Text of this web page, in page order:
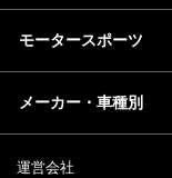
モータースポーツ
メーカー・車種別
運営会社